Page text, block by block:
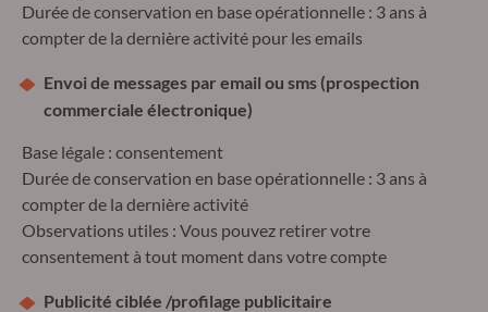
Durée de conservation en base opérationnelle : 3 ans à
compter de la dernière activité pour les emails
Envoi de messages par email ou sms (prospection
commerciale électronique)
Base légale : consentement
Durée de conservation en base opérationnelle : 3 ans à
compter de la dernière activité
Observations utiles : Vous pouvez retirer votre
consentement à tout moment dans votre compte
Publicité ciblée /profilage publicitaire